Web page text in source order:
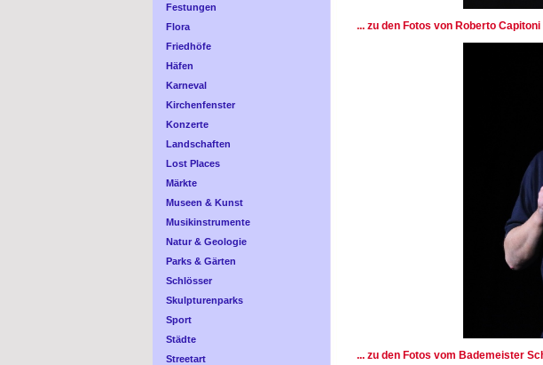
Festungen
Flora
Friedhöfe
Häfen
Karneval
Kirchenfenster
Konzerte
Landschaften
Lost Places
Märkte
Museen & Kunst
Musikinstrumente
Natur & Geologie
Parks & Gärten
Schlösser
Skulpturenparks
Sport
Städte
Streetart
... zu den Fotos von Roberto Capitoni
... zu den Fotos vom Bademeister